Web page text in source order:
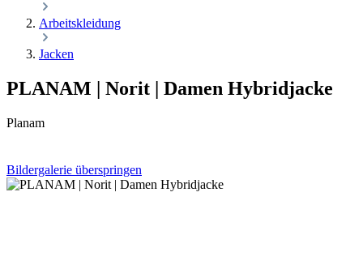
Arbeitskleidung
Jacken
PLANAM | Norit | Damen Hybridjacke
Planam
Bildergalerie überspringen